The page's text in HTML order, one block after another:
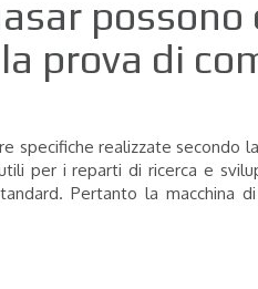
prova di
realizzate secondo
per i reparti di ricerca e
Pertanto la macchina